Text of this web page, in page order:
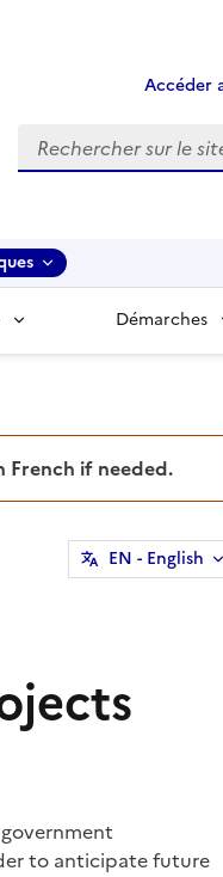
Accéder
Recherche
Démarches
French if needed.
EN - English
to anticipate future